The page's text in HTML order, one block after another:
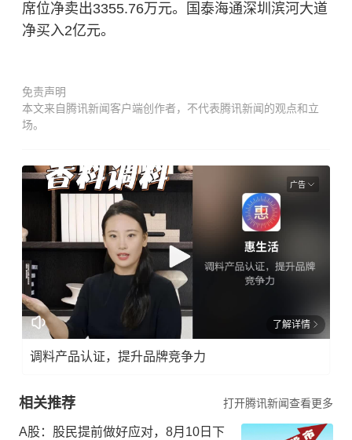
席位净卖出3355.76万元。国泰海通深圳滨河大道
净买入2亿元。
免责声明
本文来自腾讯新闻客户端创作者，不代表腾讯新闻的观点和立
场。
广告
了解详情
调料产品认证，提升品牌竞争力
相关推荐 打开腾讯新闻查看更多
A股：股民提前做好应对，8月10日下